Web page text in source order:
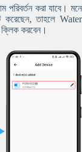
পরিবর্তন করা যাবে। মনে
তাহলে Water
করবেন।